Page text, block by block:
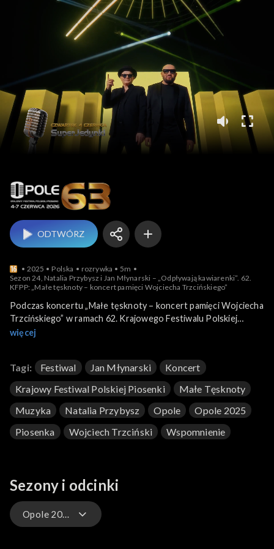
Opole
ODTWÓRZ
2025 Polska rozrywka
5m
Sezon 24, Natalia Przybysz i Jan Młynarski – „Odpływają kawiarenki”. 62.
KFPP: „Małe tęsknoty – koncert pamięci Wojciecha Trzcińskiego”
Podczas koncertu „Małe tęsknoty – koncert pamięci Wojciecha
Trzcińskiego” w ramach 62. Krajowego Festiwalu Polskiej
Piosenki w Opolu Natalia Przybysz i Jan Młynarski wykonali
więcej
Tagi: Festiwal Jan Młynarski
Koncert
Krajowy Festiwal Polskiej Piosenki
Małe Tęsknoty
Muzyka
Natalia Przybysz Opole
Opole 2025
Piosenka
Wojciech Trzciński Wspomnienie
Sezony i odcinki
Opole 2025 – występy